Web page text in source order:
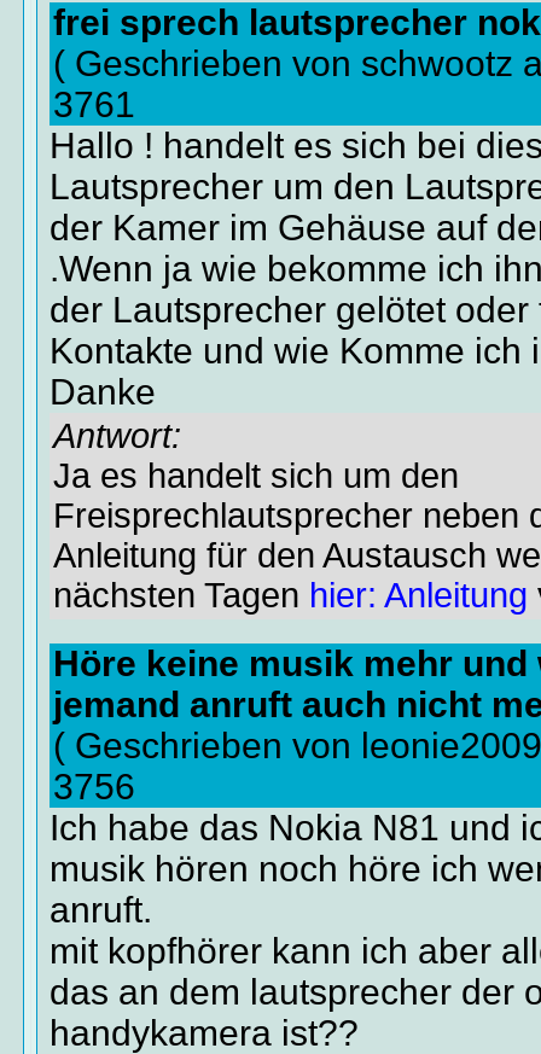
frei sprech lautsprecher
( Geschrieben von schwootz
3761
Hallo ! handelt es sich bei
Lautsprecher um den
der Kamer im Gehäuse auf
.Wenn ja wie bekomme ich
der Lautsprecher gelötet
Kontakte und wie Komme ich
Danke
Antwort:
Ja es handelt sich um den
Freisprechlautsprecher neben
Anleitung für den Austausch
nächsten Tagen hier: Anleitung
Höre keine musik mehr und
jemand anruft auch nicht
( Geschrieben von
3756
Ich habe das Nokia N81 und
musik hören noch höre ich
anruft.
mit kopfhörer kann ich aber
das an dem lautsprecher der
handykamera ist??